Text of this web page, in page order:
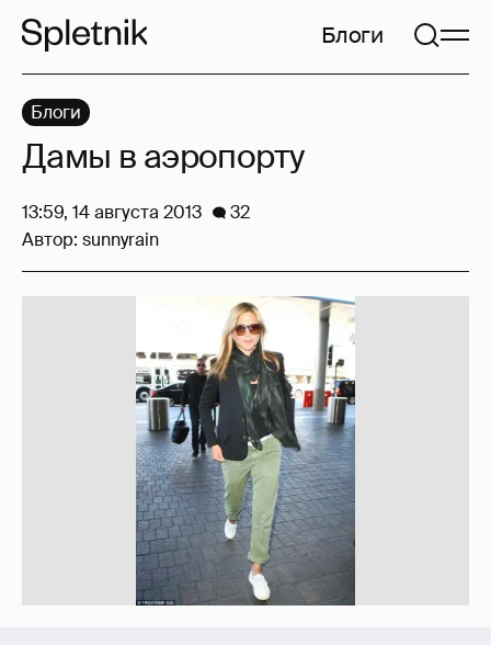
Блоги
Блоги
Дамы в аэропорту
13:59, 14 августа 2013
32
Автор: sunnyrain